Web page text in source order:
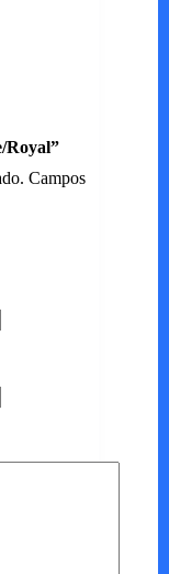
Royal”
Campos